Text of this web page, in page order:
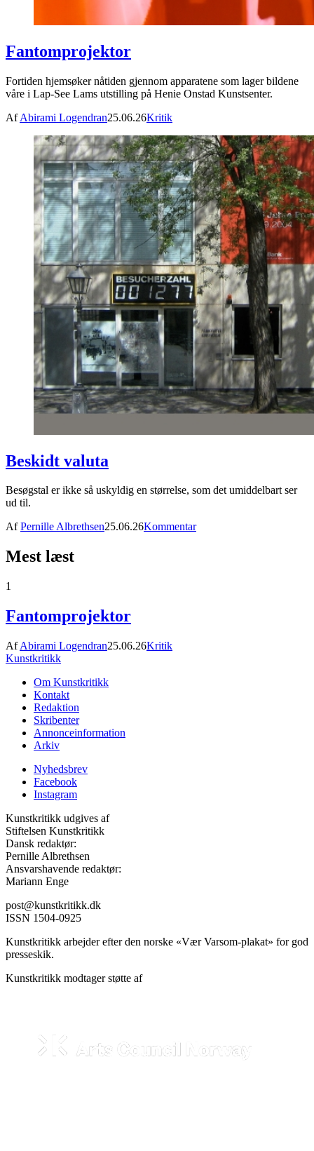
Fantomprojektor
Fortiden hjemsøker nåtiden gjennom apparatene som lager bildene
våre i Lap-See Lams utstilling på Henie Onstad Kunstsenter.
AfAbirami Logendran25.06.26Kritik
Beskidt valuta
Besøgstal er ikke så uskyldig en størrelse, som det umiddelbart ser
ud til.
AfPernille Albrethsen25.06.26Kommentar
Mest læst
1
Fantomprojektor
AfAbirami Logendran25.06.26Kritik
Kunstkritikk
Om Kunstkritikk
Kontakt
Redaktion
Skribenter
Annonceinformation
Arkiv
Nyhedsbrev
Facebook
Instagram
Kunstkritikk udgives af
Stiftelsen Kunstkritikk
Dansk redaktør:
Pernille Albrethsen
Ansvarshavende redaktør:
Mariann Enge
post@kunstkritikk.dk
ISSN 1504-0925
Kunstkritikk arbejder efter den norske «Vær Varsom-plakat» for god
presseskik.
Kunstkritikk modtager støtte af